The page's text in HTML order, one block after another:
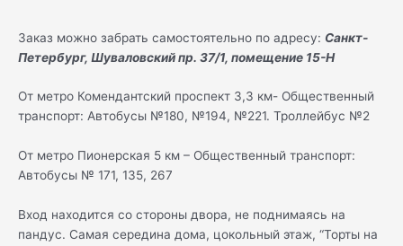
Заказ можно забрать самостоятельно по адресу: Санкт-
Петербург, Шуваловский пр. 37/1, помещение 15-Н
От метро Комендантский проспект 3,3 км- Общественный
транспорт: Автобусы №180, №194, №221. Троллейбус №2
От метро Пионерская 5 км – Общественный транспорт:
Автобусы № 171, 135, 267
Вход находится со стороны двора, не поднимаясь на
пандус. Самая середина дома, цокольный этаж, “Торты на